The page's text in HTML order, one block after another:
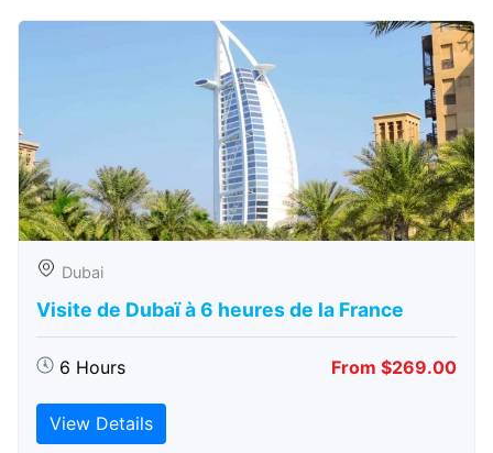
Dubai
Visite de Dubaï à 6 heures de la France
6 Hours From $269.00
View Details